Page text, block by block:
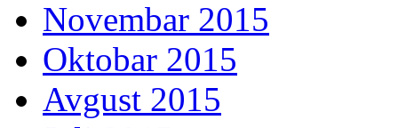
Novembar 2015
Oktobar 2015
Avgust 2015